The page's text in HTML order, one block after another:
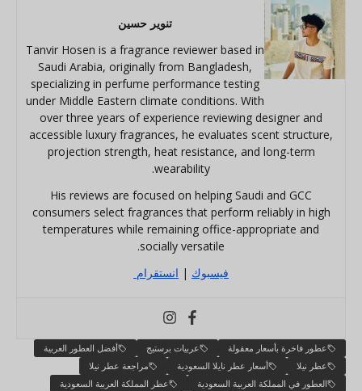
تنوير حسين
Tanvir Hosen is a fragrance reviewer based in
Saudi Arabia, originally from Bangladesh,
specializing in perfume performance testing
under Middle Eastern climate conditions. With
over three years of experience reviewing designer and
accessible luxury fragrances, he evaluates scent structure,
projection strength, heat resistance, and long-term
wearability.
His reviews are focused on helping Saudi and GCC
consumers select fragrances that perform reliably in high
temperatures while remaining office-appropriate and
socially versatile.
فيسبوك | انستقرام
عطور فاخرة بأسعار معقولة عربيات برستيج
أفضل العطور العربية
عطر نيلا
أسعار عطر نايلا السعودية
مراجعة عطر نيلا
العطور في المملكة العربية السعودية
عطر المملكة العربية السعودية